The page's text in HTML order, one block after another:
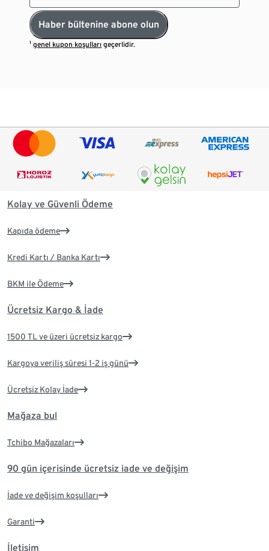
Haber bültenine abone olun
¹genel kupon koşulları geçerlidir.
Kolay ve Güvenli Ödeme
Kapıda ödeme
Kredi Kartı / Banka Kartı
BKM ile Ödeme
Ücretsiz Kargo & İade
1500 TL ve üzeri ücretsiz kargo
Kargoya veriliş süresi 1-2 iş günü
Ücretsiz Kolay İade
Mağaza bul
Tchibo Mağazaları
90 gün içerisinde ücretsiz iade ve değişim
İade ve değişim koşulları
Garanti
İletişim